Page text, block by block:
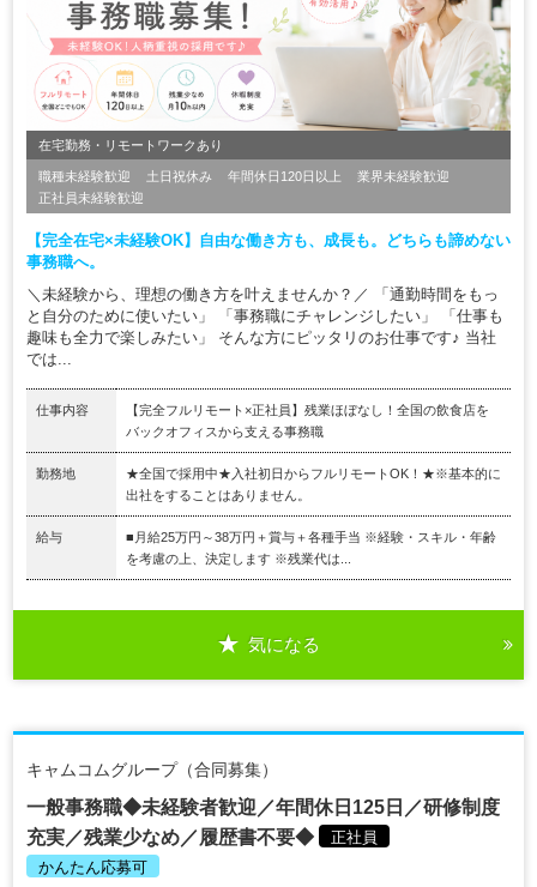
在宅勤務・リモートワークあり
職種未経験歓迎 土日祝休み 年間休日120日以上
業界未経験歓迎
正社員未経験歓迎
【完全在宅×未経験OK】自由な働き方も、成長も。どちらも諦めない
事務職へ。
＼未経験から、理想の働き方を叶えませんか？／ 「通勤時間をもっ
と自分のために使いたい」 「事務職にチャレンジしたい」 「仕事も
趣味も全力で楽しみたい」 そんな方にピッタリのお仕事です♪ 当社
では...
仕事内容
【完全フルリモート×正社員】残業ほぼなし！全国の飲食店を
バックオフィスから支える事務職
勤務地
★全国で採用中★入社初日からフルリモートOK！★※基本的に
出社をすることはありません。
給与
■月給25万円～38万円＋賞与＋各種手当 ※経験・スキル・年齢
を考慮の上、決定します ※残業代は...
気になる
キャムコムグループ（合同募集）
一般事務職◆未経験者歓迎／年間休日125日／研修制度
充実／残業少なめ／履歴書不要◆
正社員
かんたん応募可